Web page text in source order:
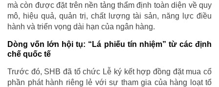
mà còn được đặt trên nền tảng thẩm định toàn diện về quy
mô, hiệu quả, quản trị, chất lượng tài sản, năng lực điều
hành và triển vọng dài hạn của ngân hàng.
Dòng vốn lớn hội tụ: “Lá phiếu tín nhiệm” từ các định
chế quốc tế
Trước đó, SHB đã tổ chức Lễ ký kết hợp đồng đặt mua cổ
phần phát hành riêng lẻ với sự tham gia của hàng loạt tổ